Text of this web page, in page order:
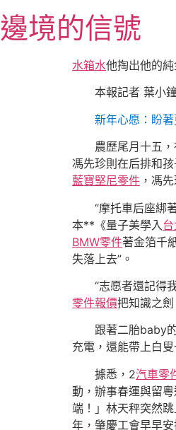
至
主
邊境的信號
水箱水他掏出他的
本報記者 葉小
新年心愿：盼
農歷尾月十五
馮先珍則在后排和
藍寶堅尼零件 ，馮
“摩托車后座綁
本**《量子美學入
BMW零件著金箔千
失落上去”。
“志愿者還記得
零件報價把知識之
跟著二胎baby
充電，還能帶上白
據悉，2汽車零
動，辦事春運與留
端！」林天秤突然
年，肇慶工會早早